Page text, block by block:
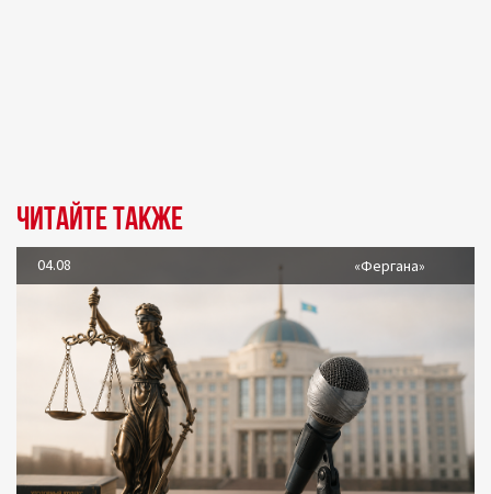
Читайте также
04.08 «Фергана»